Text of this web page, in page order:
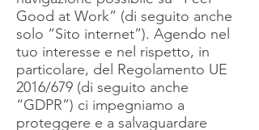
Good at Work” (di seguito anche
solo “Sito internet”). Agendo nel
tuo interesse e nel rispetto, in
particolare, del Regolamento UE
2016/679 (di seguito anche
“GDPR”) ci impegniamo a
proteggere e a salvaguardare